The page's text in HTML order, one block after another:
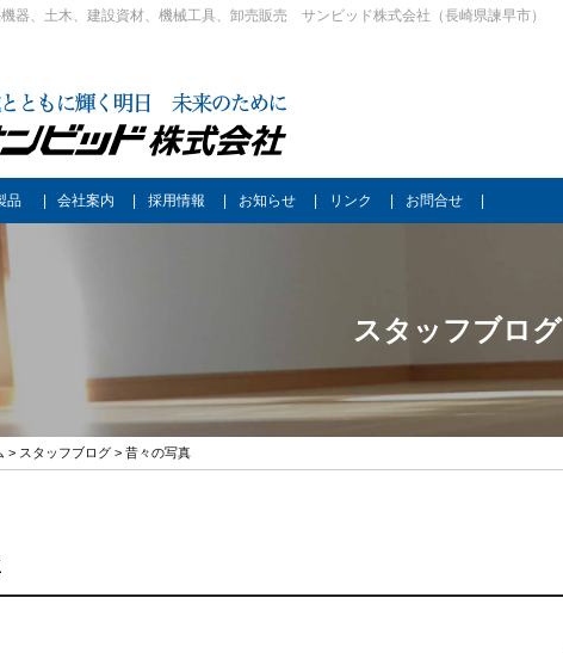
機器、土木、建設資材、機械工具、卸売販売 サンビッド株式会社（長崎県諫早市）
品 会社案内 採用情報 お知らせ リンク お問合せ
スタッフブログ
> スタッフブログ > 昔々の写真